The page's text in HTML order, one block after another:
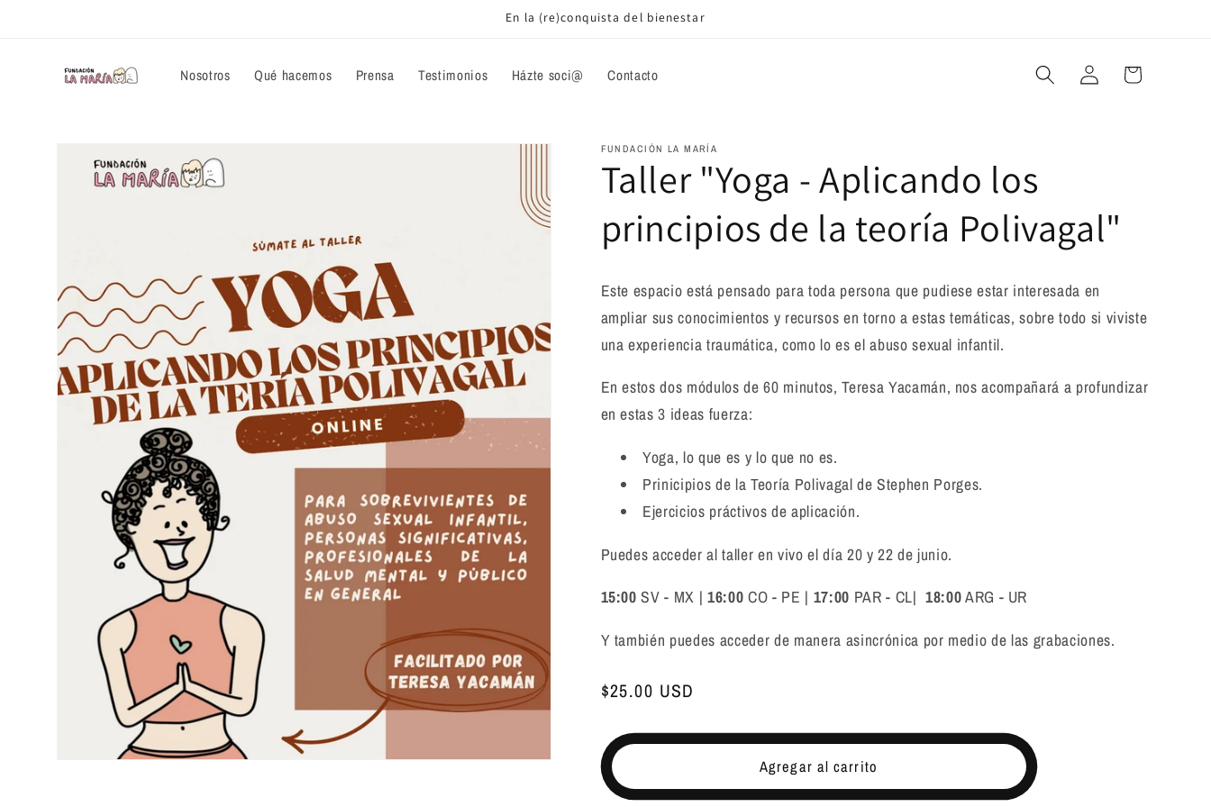
En la (re)conquista del bienestar
Nosotros Qué hacemos Prensa Testimonios Házte soci@ Contacto
Iniciar
sesión
Carrito
directamente
a la
información
FUNDACIÓN LA MARÍA
Taller "Yoga - Aplicando los
principios de la teoría Polivagal"
Este espacio está pensado para toda persona que pudiese estar interesada en
ampliar sus conocimientos y recursos en torno a estas temáticas, sobre todo si viviste
una experiencia traumática, como lo es el abuso sexual infantil.
En estos dos módulos de 60 minutos, Teresa Yacamán, nos acompañará a profundizar
en estas 3 ideas fuerza:
Yoga, lo que es y lo que no es.
Prinicipios de la Teoría Polivagal de Stephen Porges.
Ejercicios práctivos de aplicación.
Puedes acceder al taller en vivo el día 20 y 22 de junio.
15:00 SV - MX |16:00 CO - PE | 17:00 PAR - CL| 18:00ARG - UR
Y también puedes acceder de manera asincrónica por medio de las grabaciones.
Precio
$25.00 USD
Agregar al carrito